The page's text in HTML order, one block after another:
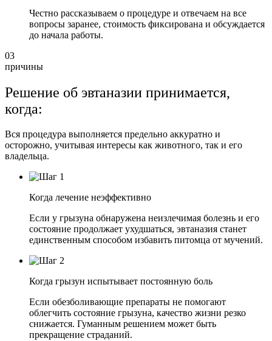
Честно рассказываем о процедуре и отвечаем на все
вопросы заранее, стоимость фиксирована и обсуждается
до начала работы.
03
причины
Решение об эвтаназии принимается,
когда:
Вся процедура выполняется предельно аккуратно и
осторожно, учитывая интересы как животного, так и его
владельца.
Когда лечение неэффективно
Если у грызуна обнаружена неизлечимая болезнь и его
состояние продолжает ухудшаться, эвтаназия станет
единственным способом избавить питомца от мучений.
Когда грызун испытывает постоянную боль
Если обезболивающие препараты не помогают
облегчить состояние грызуна, качество жизни резко
снижается. Гуманным решением может быть
прекращение страданий.